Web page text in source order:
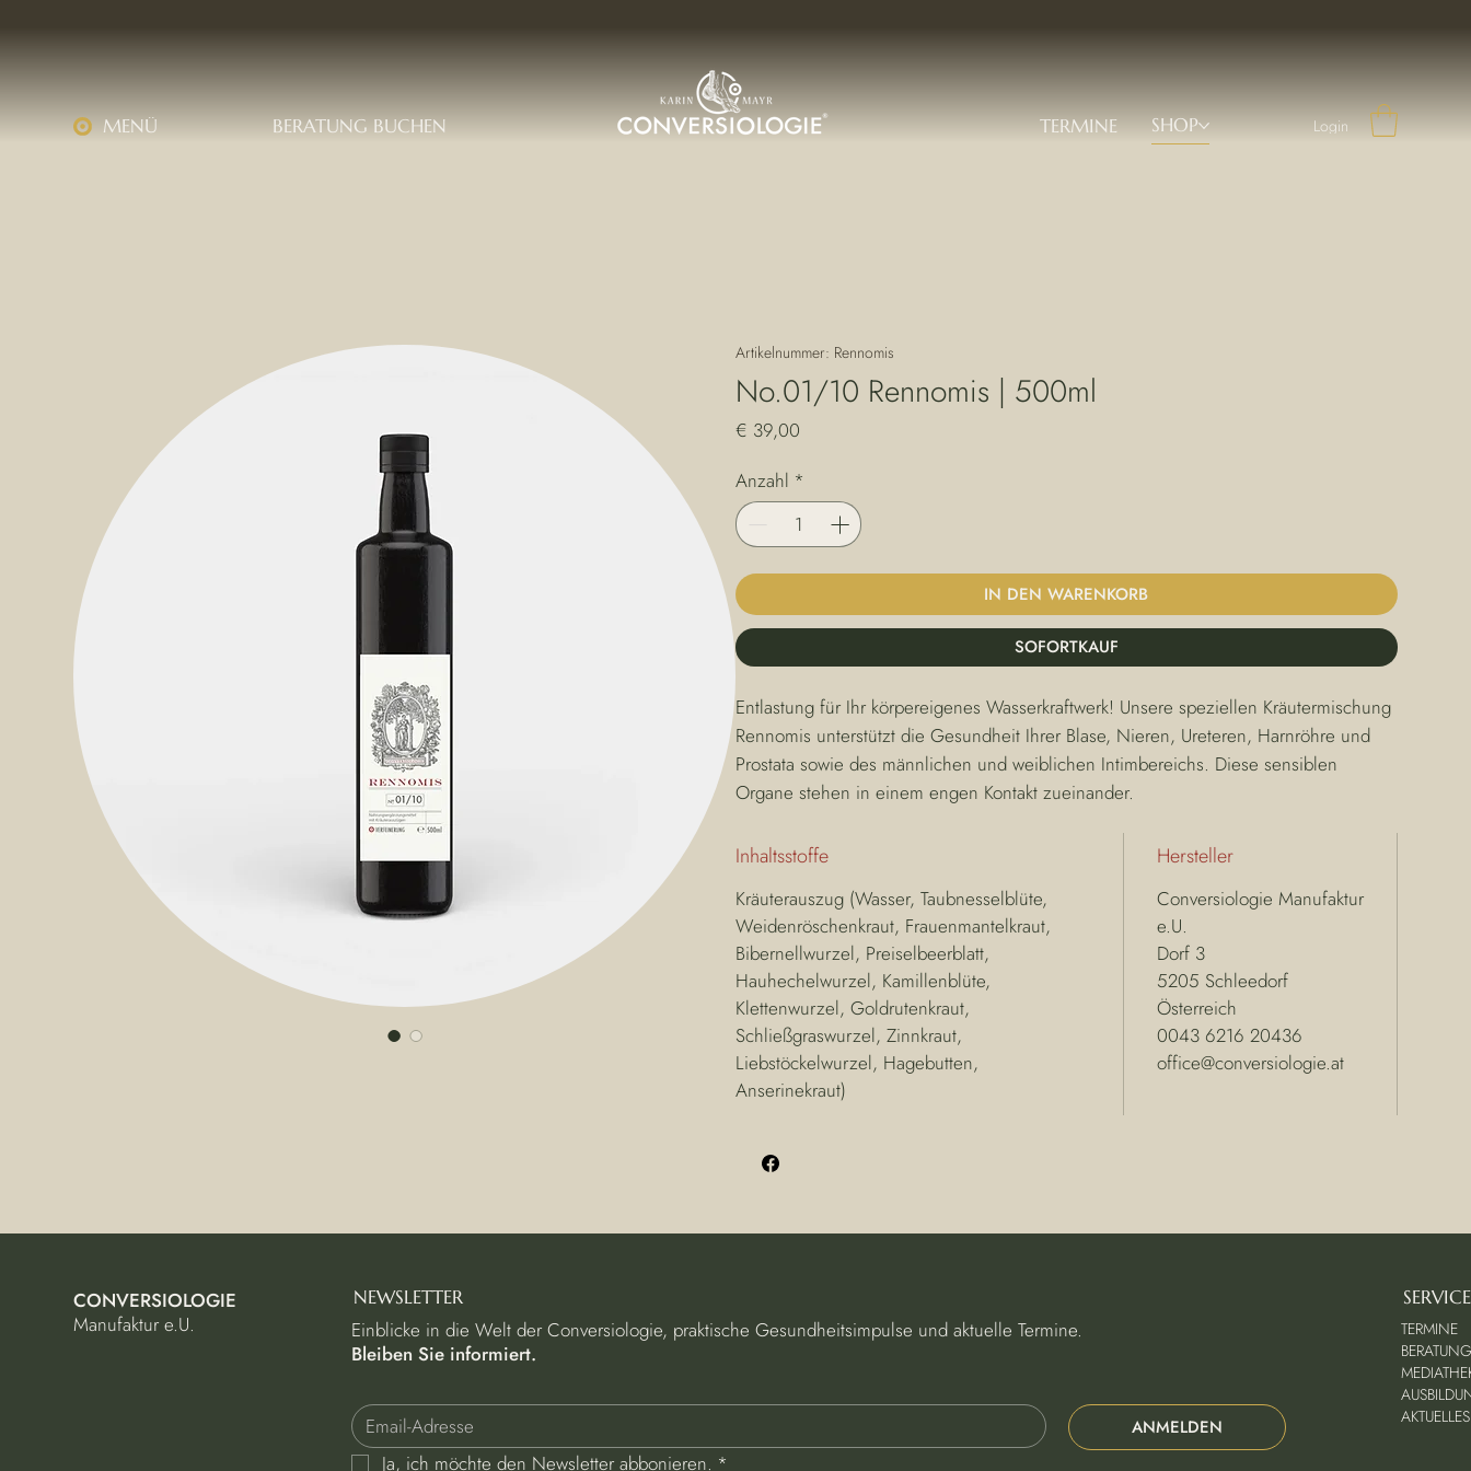
MENÜ BERATUNG BUCHEN TERMINE SHOP Login
Artikelnummer: Rennomis
No.01/10 Rennomis | 500ml
€ 39,00
Anzahl *
IN DEN WARENKORB
SOFORTKAUF
Entlastung für Ihr körpereigenes Wasserkraftwerk! Unsere speziellen Kräutermischung
Rennomis unterstützt die Gesundheit Ihrer Blase, Nieren, Ureteren, Harnröhre und
Prostata sowie des männlichen und weiblichen Intimbereichs. Diese sensiblen
Organe stehen in einem engen Kontakt zueinander.
Inhaltsstoffe
Kräuterauszug (Wasser, Taubnesselblüte,
Weidenröschenkraut, Frauenmantelkraut,
Bibernellwurzel, Preiselbeerblatt,
Hauhechelwurzel, Kamillenblüte,
Klettenwurzel, Goldrutenkraut,
Schließgraswurzel, Zinnkraut,
Liebstöckelwurzel, Hagebutten,
Anserinekraut)
Hersteller
Conversiologie Manufaktur
e.U.
Dorf 3
5205 Schleedorf
Österreich
0043 6216 20436
office@conversiologie.at
CONVERSIOLOGIE
Manufaktur e.U.
SERVICE
TERMINE
AKTUELLES
NEWSLETTER
Einblicke in die Welt der Conversiologie, praktische Gesundheitsimpulse und aktuelle Termine.
Bleiben Sie informiert.
ANMELDEN
Ja, ich möchte den Newsletter abbonieren. *